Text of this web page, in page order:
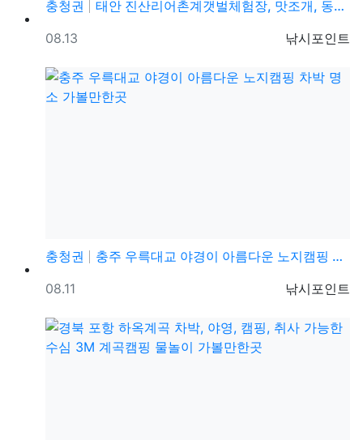
충청권
태안 진산리어촌계갯벌체험장, 맛조개, 동죽 해루질 체험…
등록자
낚시포인트
등록일
08.13
충청권
충주 우륵대교 야경이 아름다운 노지캠핑 차박 명소 가볼…
등록자
낚시포인트
등록일
08.11